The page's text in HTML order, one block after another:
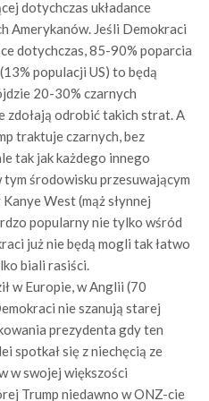
dotychczas układance
Amerykanów. Jeśli Demokraci
dotychczas, 85-90% poparcia
populacji US) to będą
20-30% czarnych
zdołają odrobić takich strat. A
traktuje czarnych, bez
tak jak każdego innego
środowisku przesuwającym
West (mąż słynnej
popularny nie tylko wśród
już nie będą mogli tak łatwo
biali rasiści.
w Europie, w Anglii (70
nie szanują starej
prezydenta gdy ten
spotkał się z niechęcią ze
w swojej większości
Trump niedawno w ONZ-cie